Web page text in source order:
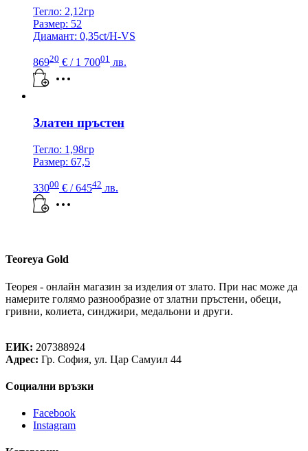
Тегло: 2,12гр
Размер: 52
Диамант: 0,35ct/H-VS
86920 € / 1 70001 лв.
Златен пръстен
Тегло: 1,98гр
Размер: 67,5
33000 € / 64542 лв.
Teoreya Gold
Теорея - онлайн магазин за изделия от злато. При нас може да
намерите голямо разнообразие от златни пръстени, обеци,
гривни, колиета, синджири, медальони и други.
ЕИК: 207388924
Адрес: Гр. София, ул. Цар Самуил 44
Социални връзки
Facebook
Instagram